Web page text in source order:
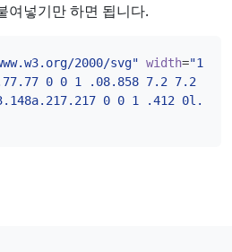
여넣기만 하면 됩니다.
2000/svg" width="16"
0 0 1 .08.858 7.2 7.2 0 0
0 0 1 .412